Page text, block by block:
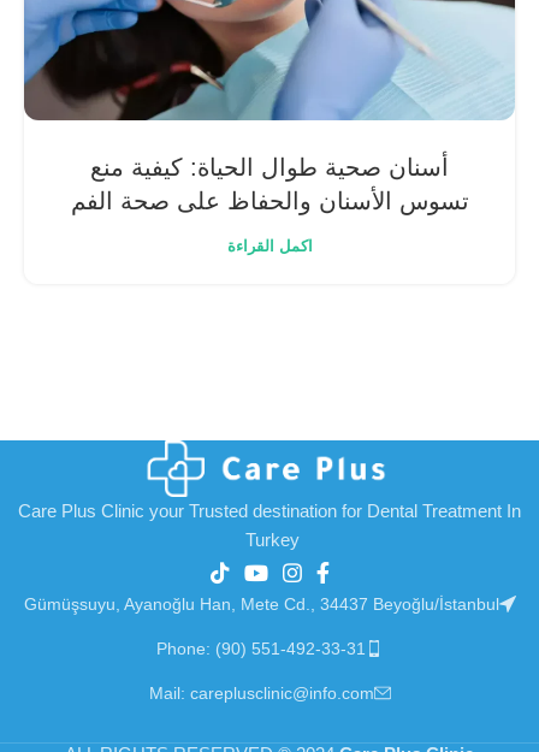
أسنان صحية طوال الحياة: كيفية منع
تسوس الأسنان والحفاظ على صحة الفم
اكمل القراءة
Care Plus Clinic your Trusted destination for Dental Treatment In
Turkey
Gümüşsuyu, Ayanoğlu Han, Mete Cd., 34437 Beyoğlu/İstanbul
Phone: (90) 551-492-33-31
Mail: careplusclinic@info.com